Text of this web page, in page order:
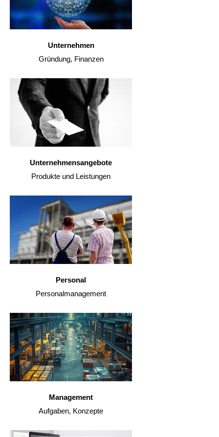
Unternehmen
Gründung, Finanzen
Unternehmensangebote
Produkte und Leistungen
Personal
Personalmanagement
Management
Aufgaben, Konzepte